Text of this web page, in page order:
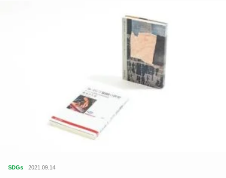
SDGs 2021.09.14